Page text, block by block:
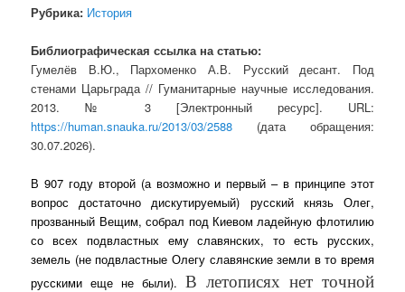
Рубрика: История
Библиографическая ссылка на статью:
Гумелёв В.Ю., Пархоменко А.В. Русский десант. Под
стенами Царьграда // Гуманитарные научные исследования.
2013. № 3 [Электронный ресурс]. URL:
https://human.snauka.ru/2013/03/2588 (дата обращения:
30.07.2026).
В 907 году второй (а возможно и первый – в принципе этот
вопрос достаточно дискутируемый) русский князь Олег,
прозванный Вещим, собрал под Киевом ладейную флотилию
со всех подвластных ему славянских, то есть русских,
земель (не подвластные Олегу славянские земли в то время
русскими еще не были). В летописях нет точной